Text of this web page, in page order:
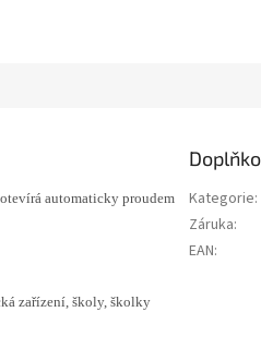
automaticky proudem
zařízení, školy, školky
Kategorie:
Záruka:
EAN: